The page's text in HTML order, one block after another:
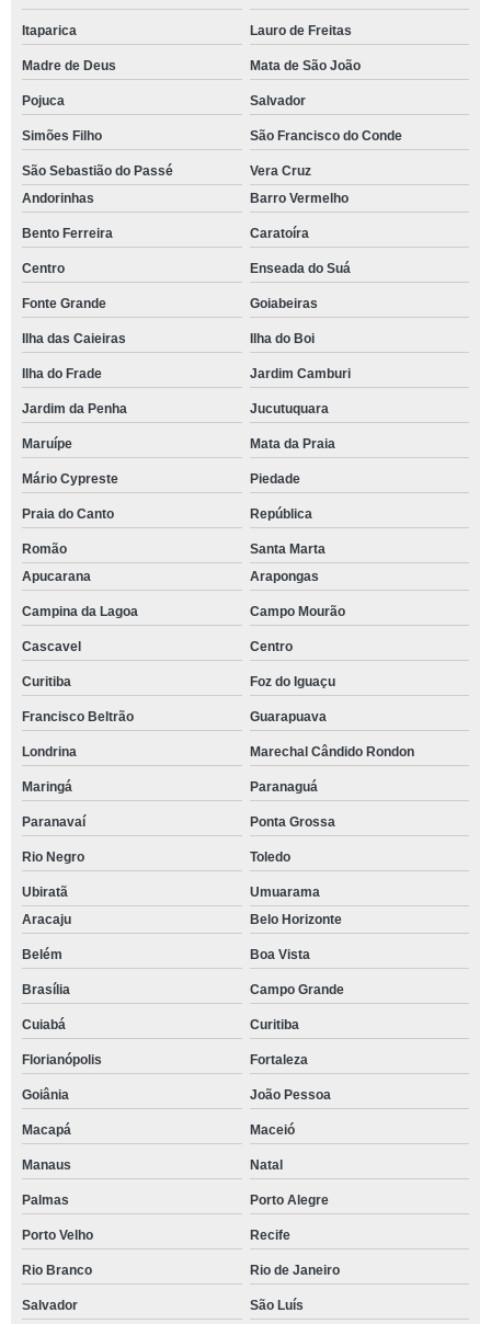
Itaparica Lauro de Freitas
Madre de Deus Mata de São João
Pojuca Salvador
Simões Filho São Francisco do Conde
São Sebastião do Passé
Vera Cruz
Andorinhas
Barro Vermelho
Bento Ferreira Caratoíra
Centro Enseada do Suá
Fonte Grande Goiabeiras
Ilha das Caieiras Ilha do Boi
Ilha do Frade Jardim Camburi
Jardim da Penha Jucutuquara
Maruípe Mata da Praia
Mário Cypreste Piedade
Praia do Canto República
Romão
Santa Marta
Apucarana
Arapongas
Campina da Lagoa Campo Mourão
Cascavel Centro
Curitiba Foz do Iguaçu
Francisco Beltrão Guarapuava
Londrina Marechal Cândido Rondon
Maringá Paranaguá
Paranavaí Ponta Grossa
Rio Negro Toledo
Ubiratã
Umuarama
Aracaju
Belo Horizonte
Belém Boa Vista
Brasília Campo Grande
Cuiabá Curitiba
Florianópolis Fortaleza
Goiânia João Pessoa
Macapá Maceió
Manaus Natal
Palmas Porto Alegre
Porto Velho Recife
Rio Branco Rio de Janeiro
Salvador São Luís